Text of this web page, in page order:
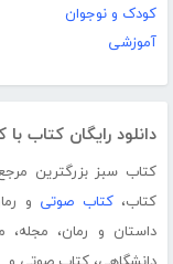
کودک و نوجوان
آموزشی
دانلود رایگان کتاب
کتاب سبز بزرگترین
کتاب،کتاب صوتی و
داستان و رمان، مجله،